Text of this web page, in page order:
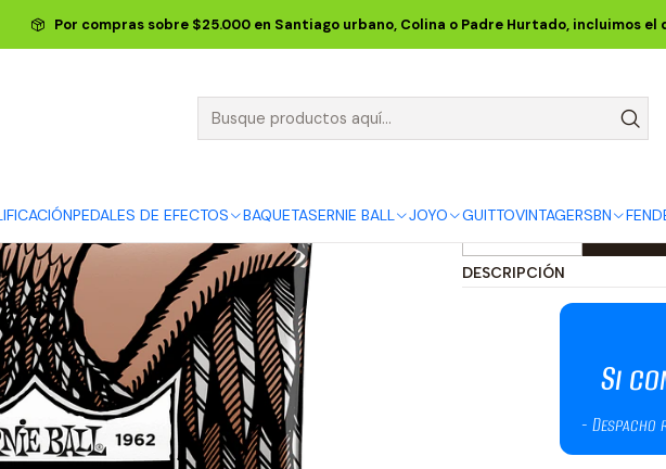
PEDALES DE EFECTOS BAQUETASERNIE BALL JOYO GUITTOVINTAGERSBN
Por compras sobre $25.000 en Santiago urbano, Colina o Padre Hurtado, incluimos el
ERNIE BALL Cuerdas Acústicas ERNIE BALL PARADIGM Acoustic Cuerdas para Guitarra
Cuerdas
Light
Cantidad
DESCRIPCIÓN